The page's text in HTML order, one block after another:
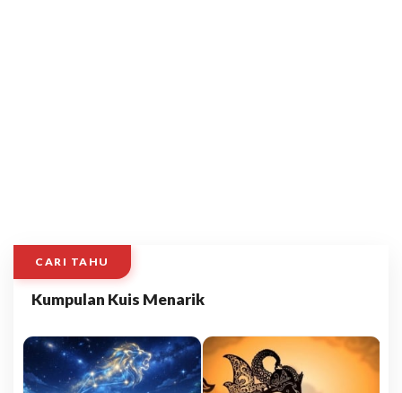
CARI TAHU
Kumpulan Kuis Menarik